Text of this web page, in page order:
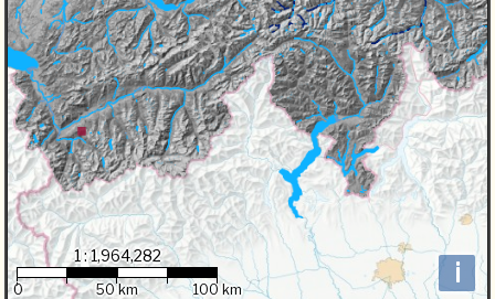
i
1 : 1,964,282
0 50 km 100 km